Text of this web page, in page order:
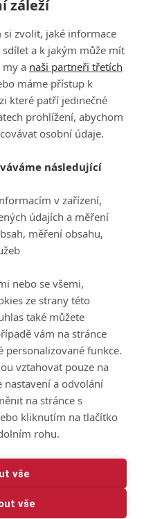
záleží
si zvolit, jaké informace
a k jakým může mít
my a naši partneři třetích
máme přístup k
které patří jedinečné
prohlížení, abychom
osobní údaje.
následující
v zařízení,
údajích a měření
měření obsahu,
nebo se všemi,
ze strany této
také můžete
vám na stránce
personalizované funkce.
vztahovat pouze na
nastavení a odvolání
na stránce s
kliknutím na tlačítko
rohu.
vše
vše
Torrey Pines vede
ATV CZ, s.r.o.
140 00 Praha 4
Obchod
Edita Hanušová
+420 724 150 784
hanusova@relmost.cz